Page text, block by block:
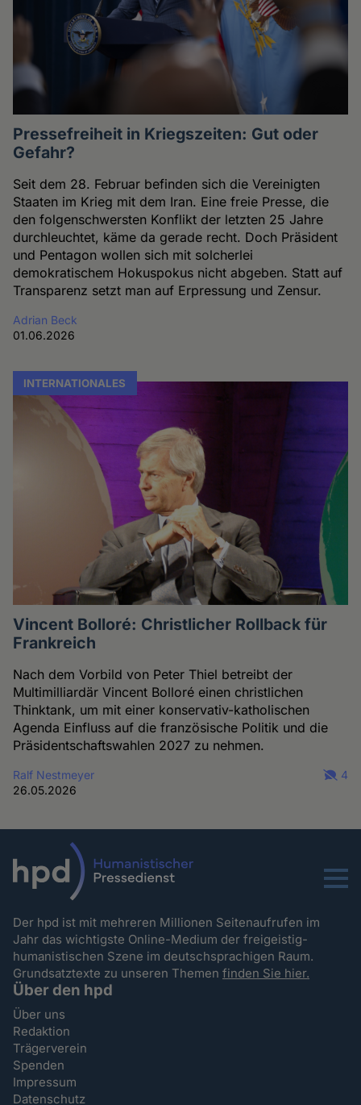
Pressefreiheit in Kriegszeiten: Gut oder
Gefahr?
Seit dem 28. Februar befinden sich die Vereinigten
Staaten im Krieg mit dem Iran. Eine freie Presse, die
den folgenschwersten Konflikt der letzten 25 Jahre
durchleuchtet, käme da gerade recht. Doch Präsident
und Pentagon wollen sich mit solcherlei
demokratischem Hokuspokus nicht abgeben. Statt auf
Transparenz setzt man auf Erpressung und Zensur.
Adrian Beck
01.06.2026
INTERNATIONALES
Vincent Bolloré: Christlicher Rollback für
Frankreich
Nach dem Vorbild von Peter Thiel betreibt der
Multimilliardär Vincent Bolloré einen christlichen
Thinktank, um mit einer konservativ-katholischen
Agenda Einfluss auf die französische Politik und die
Präsidentschaftswahlen 2027 zu nehmen.
Ralf Nestmeyer
26.05.2026
4
Menu
Der hpd ist mit mehreren Millionen Seitenaufrufen im
Jahr das wichtigste Online-Medium der freigeistig-
humanistischen Szene im deutschsprachigen Raum.
Grundsatztexte zu unseren Themenfinden Sie hier.
Über den hpd
Über uns
Redaktion
Trägerverein
Spenden
Impressum
Datenschutz